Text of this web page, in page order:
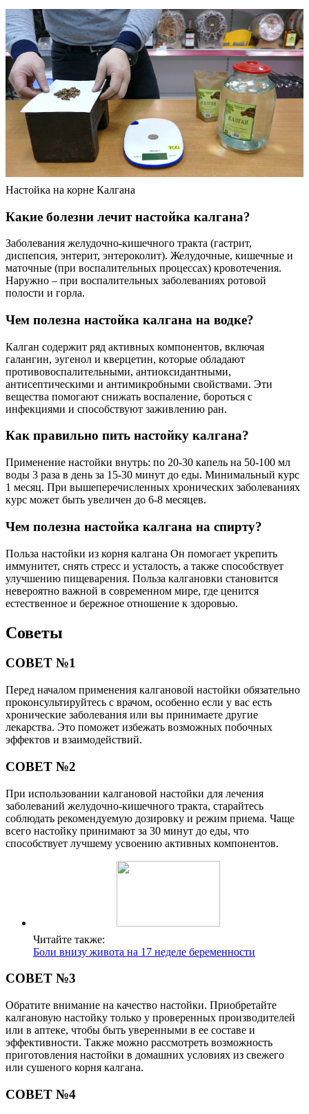
Настойка на корне Калгана
Какие болезни лечит настойка калгана?
Заболевания желудочно-кишечного тракта (гастрит,
диспепсия, энтерит, энтероколит). Желудочные, кишечные и
маточные (при воспалительных процессах) кровотечения.
Наружно – при воспалительных заболеваниях ротовой
полости и горла.
Чем полезна настойка калгана на водке?
Калган содержит ряд активных компонентов, включая
галангин, эугенол и кверцетин, которые обладают
противовоспалительными, антиоксидантными,
антисептическими и антимикробными свойствами. Эти
вещества помогают снижать воспаление, бороться с
инфекциями и способствуют заживлению ран.
Как правильно пить настойку калгана?
Применение настойки внутрь: по 20-30 капель на 50-100 мл
воды 3 раза в день за 15-30 минут до еды. Минимальный курс
1 месяц. При вышеперечисленных хронических заболеваниях
курс может быть увеличен до 6-8 месяцев.
Чем полезна настойка калгана на спирту?
Польза настойки из корня калгана Он помогает укрепить
иммунитет, снять стресс и усталость, а также способствует
улучшению пищеварения. Польза калгановки становится
невероятно важной в современном мире, где ценится
естественное и бережное отношение к здоровью.
Советы
СОВЕТ №1
Перед началом применения калгановой настойки обязательно
проконсультируйтесь с врачом, особенно если у вас есть
хронические заболевания или вы принимаете другие
лекарства. Это поможет избежать возможных побочных
эффектов и взаимодействий.
СОВЕТ №2
При использовании калгановой настойки для лечения
заболеваний желудочно-кишечного тракта, старайтесь
соблюдать рекомендуемую дозировку и режим приема. Чаще
всего настойку принимают за 30 минут до еды, что
способствует лучшему усвоению активных компонентов.
Читайте также:
Боли внизу живота на 17 неделе беременности
СОВЕТ №3
Обратите внимание на качество настойки. Приобретайте
калгановую настойку только у проверенных производителей
или в аптеке, чтобы быть уверенными в ее составе и
эффективности. Также можно рассмотреть возможность
приготовления настойки в домашних условиях из свежего
или сушеного корня калгана.
СОВЕТ №4